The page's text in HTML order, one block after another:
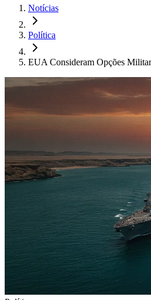
Notícias
Política
EUA Consideram Opções